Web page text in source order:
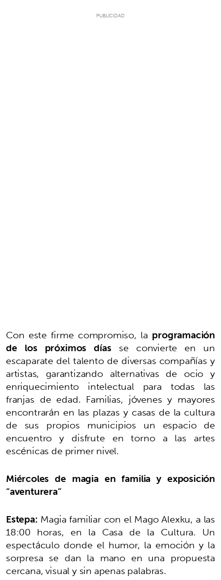
Con este firme compromiso, la programación
de los próximos días se convierte en un
escaparate del talento de diversas compañías y
artistas, garantizando alternativas de ocio y
enriquecimiento intelectual para todas las
franjas de edad. Familias, jóvenes y mayores
encontrarán en las plazas y casas de la cultura
de sus propios municipios un espacio de
encuentro y disfrute en torno a las artes
escénicas de primer nivel.
Miércoles de magia en familia y exposición
“aventurera”
Estepa: Magia familiar con el Mago Alexku, a las
18:00 horas, en la Casa de la Cultura. Un
espectáculo donde el humor, la emoción y la
sorpresa se dan la mano en una propuesta
cercana, visual y sin apenas palabras.